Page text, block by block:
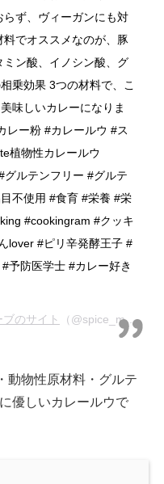
ず、ヴィーガンにも対
でオススメなのが、豚
ン酸、イノシン酸、グ
乗効果 3つの材料で、こ
味しいカレーになりま
レー粉 #カレールウ #ス
植物性カレールウ
ルテンフリー #グルテ
不使用 #食育 #栄養 #栄
#cookingram #クッキ
lover #ピリ辛発酵王子 #
予防医学士 #カレー好き
のサイト （@spice_mixture）がシェアした投稿 –
動物性原材料・グルテ
優しいカレールウで